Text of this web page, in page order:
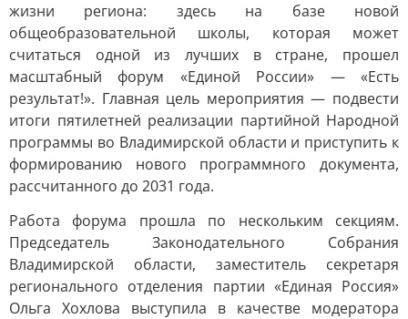
жизни региона: здесь на базе новой
общеобразовательной школы, которая может
считаться одной из лучших в стране, прошел
масштабный форум «Единой России» — «Есть
результат!». Главная цель мероприятия — подвести
итоги пятилетней реализации партийной Народной
программы во Владимирской области и приступить к
формированию нового программного документа,
рассчитанного до 2031 года.
Работа форума прошла по нескольким секциям.
Председатель Законодательного Собрания
Владимирской области, заместитель секретаря
регионального отделения партии «Единая Россия»
Ольга Хохлова выступила в качестве модератора